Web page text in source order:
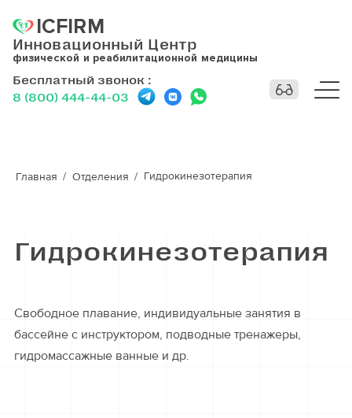
ICFIRM
Инновационный Центр
физической и реабилитационной медицины
Бесплатный звонок :
8 (800) 444-44-03
Главная Отделения Гидрокинезотерапия
Гидрокинезотерапия
Свободное плавание, индивидуальные занятия в
бассейне с инструктором, подводные тренажеры,
гидромассажные ванные и др.